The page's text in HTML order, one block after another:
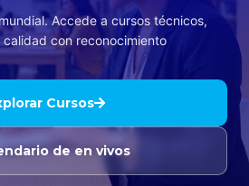
Accede a cursos técnicos,
con reconocimiento
Cursos
de en vivos